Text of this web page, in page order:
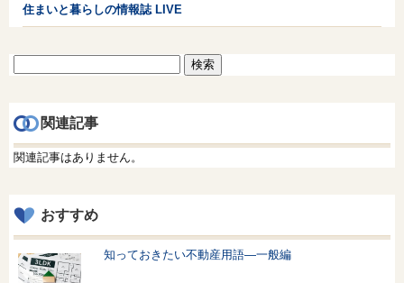
住まいと暮らしの情報誌 LIVE
索:
関連記事
関連記事はありません。
おすすめ
知っておきたい不動産用語—一般編